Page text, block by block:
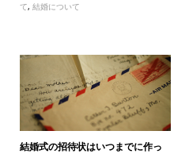
て, 結婚について
結婚式の招待状はいつまでに作っ